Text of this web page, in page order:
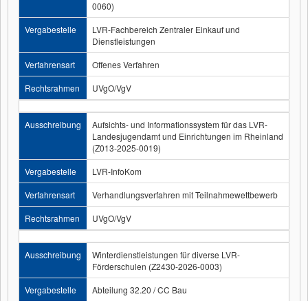
0060)
Vergabestelle
LVR-Fachbereich Zentraler Einkauf und
Dienstleistungen
Verfahrensart
Offenes Verfahren
Rechtsrahmen
UVgO/VgV
Ausschreibung
Aufsichts- und Informationssystem für das LVR-
Landesjugendamt und Einrichtungen im Rheinland
(Z013-2025-0019)
Vergabestelle
LVR-InfoKom
Verfahrensart
Verhandlungsverfahren mit Teilnahmewettbewerb
Rechtsrahmen
UVgO/VgV
Ausschreibung
Winterdienstleistungen für diverse LVR-
Förderschulen (Z2430-2026-0003)
Vergabestelle
Abteilung 32.20 / CC Bau